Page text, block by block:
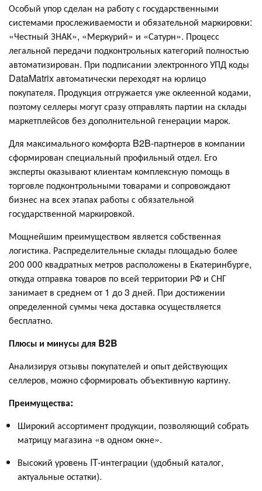
Особый упор сделан на работу с государственными
системами прослеживаемости и обязательной маркировки:
«Честный ЗНАК», «Меркурий» и «Сатурн». Процесс
легальной передачи подконтрольных категорий полностью
автоматизирован. При подписании электронного УПД коды
DataMatrix автоматически переходят на юрлицо
покупателя. Продукция отгружается уже оклеенной кодами,
поэтому селлеры могут сразу отправлять партии на склады
маркетплейсов без дополнительной генерации марок.
Для максимального комфорта B2B-партнеров в компании
сформирован специальный профильный отдел. Его
эксперты оказывают клиентам комплексную помощь в
торговле подконтрольными товарами и сопровождают
бизнес на всех этапах работы с обязательной
государственной маркировкой.
Мощнейшим преимуществом является собственная
логистика. Распределительные склады площадью более
200 000 квадратных метров расположены в Екатеринбурге,
откуда отправка товаров по всей территории РФ и СНГ
занимает в среднем от 1 до 3 дней. При достижении
определенной суммы чека доставка осуществляется
бесплатно.
Плюсы и минусы для B2B
Анализируя отзывы покупателей и опыт действующих
селлеров, можно сформировать объективную картину.
Преимущества:
Широкий ассортимент продукции, позволяющий собрать
матрицу магазина «в одном окне».
Высокий уровень IT-интеграции (удобный каталог,
актуальные остатки).